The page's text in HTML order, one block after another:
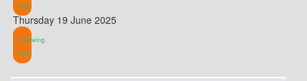
Day
Thursday 19 June 2025
Following
Day